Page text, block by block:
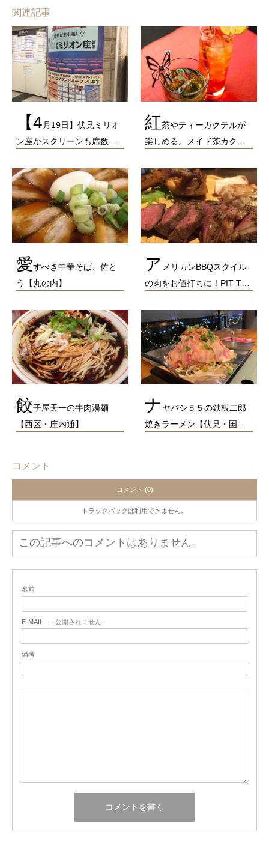
関連記事
【4 月19日】伏見ミリオ
ン座がスクリーンも席数…
紅茶やティーカクテルが
楽しめる。メイド茶カク…
愛すべき中華そば、佐と
う【丸の内】
ア メリカンBBQスタイル
の肉をお値打ちに！PIT T…
餃子屋天一の牛肉湯麺
【西区・庄内通】
ナ ヤバシ５５の鉄板二郎
焼きラーメン【伏見・国…
コメント
コメント (0)
トラックバックは利用できません。
この記事へのコメントはありません。
名前
E-MAIL - 公開されません -
備考